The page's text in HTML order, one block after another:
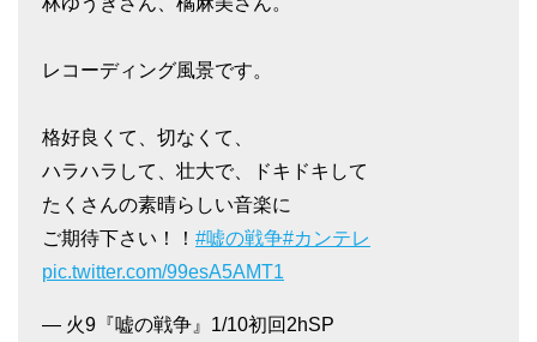
レコーディング風景です。
格好良くて、切なくて、
ハラハラして、壮大で、ドキドキして
たくさんの素晴らしい音楽に
ご期待下さい！！ #嘘の戦争#カンテレ
pic.twitter.com/99esA5AMT1
— 火9『嘘の戦争』1/10初回2hSP